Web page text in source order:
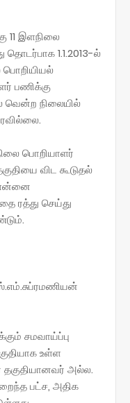
11 இளநிலை
தொடர்பாக 1.1.2013-ல்
பொறியியல்
பணிக்கு
வென்ற நிலையில்
பொறியாளர்
விட கூடுதல்
என்னை
ரத்து செய்து
சமவாய்ப்பு
உள்ள
தகுதியானவர் அல்ல.
பட்ச, அதிக